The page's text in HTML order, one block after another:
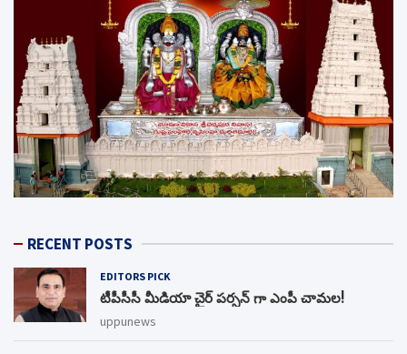
RECENT POSTS
EDITORS PICK
టీపీసీసీ మీడియా చైర్ పర్సన్ గా ఎంపీ చామల!
uppunews